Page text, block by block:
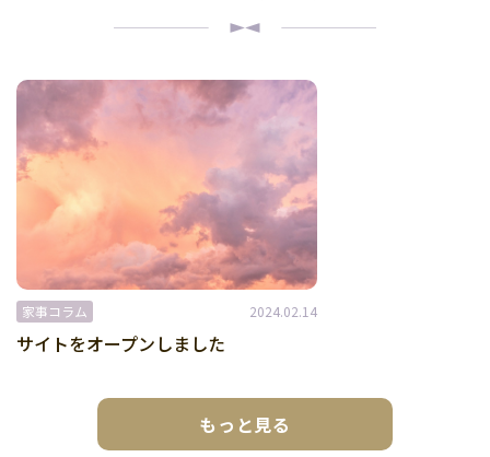
家事コラム 2024.02.14
サイトをオープンしました
もっと見る